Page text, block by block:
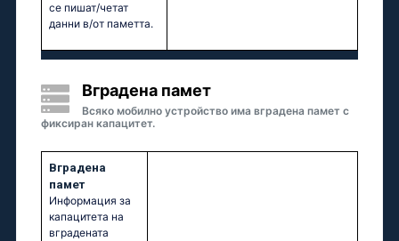
се пишат/четат
данни в/от паметта.
Вградена памет
Всяко мобилно устройство има вградена памет с
фиксиран капацитет.
Вградена
памет
Информация за
капацитета на
вградената